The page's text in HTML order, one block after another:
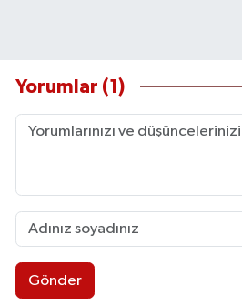
Yorumlar (1)
Gönder